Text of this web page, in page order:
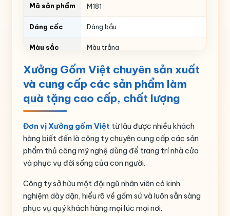
Mã sản phẩm M181
Dáng cốc Dáng bầu
Màu sắc Màu trắng
Thể tích ml
Họa tiết In chữ
Nguồn gốc
Xưởng Gốm Việt chuyên sản xuất
và cung cấp các sản phẩm làm
quà tặng cao cấp, chất lượng
Đơn vị Xưởng gốm Việt từ lâu được nhiều khách
hàng biết đến là công ty chuyên cung cấp các sản
phẩm thủ công mỹ nghệ dùng để trang trí nhà cửa
và phục vụ đời sống của con người.
Công ty sở hữu một đội ngũ nhân viên có kinh
nghiệm dày dặn, hiểu rõ về gốm sứ và luôn sẵn sàng
phục vụ quý khách hàng mọi lúc mọi nơi.